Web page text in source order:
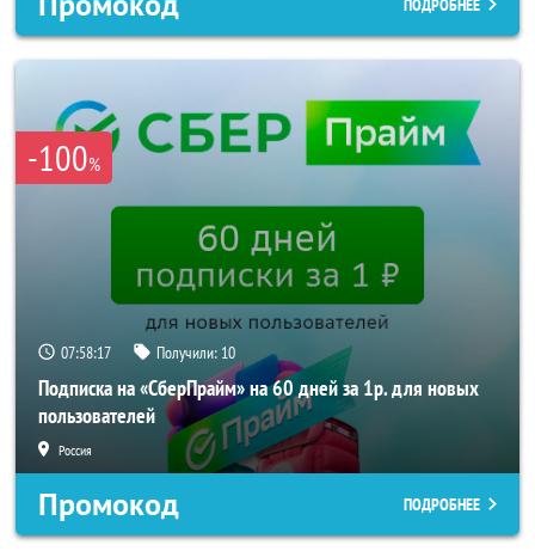
ПОДРОБНЕЕ
-100%
07:58:16 Получили: 10
Подписка на «СберПрайм» на 60 дней за 1р. для новых
пользователей
Россия
Промокод ПОДРОБНЕЕ